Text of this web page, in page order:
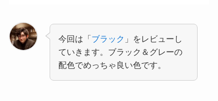
今回は「 ブラック 」をレビューし
ていきます。ブラック＆グレーの
配色でめっちゃ良い色です。